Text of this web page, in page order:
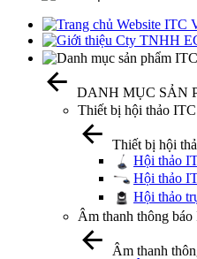
DANH MỤC SẢN
Thiết bị hội thảo ITC
Thiết bị hội
Hội thảo
Hội thảo
Hội thảo
Âm thanh thông báo
Âm thanh